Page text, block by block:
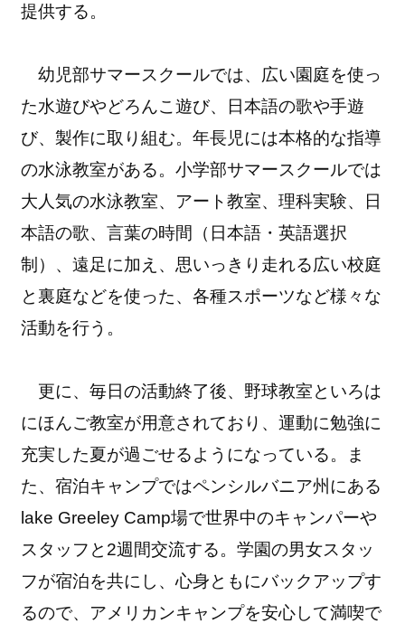
提供する。
幼児部サマースクールでは、広い園庭を使っ
た水遊びやどろんこ遊び、日本語の歌や手遊
び、製作に取り組む。年長児には本格的な指導
の水泳教室がある。小学部サマースクールでは
大人気の水泳教室、アート教室、理科実験、日
本語の歌、言葉の時間（日本語・英語選択
制）、遠足に加え、思いっきり走れる広い校庭
と裏庭などを使った、各種スポーツなど様々な
活動を行う。
更に、毎日の活動終了後、野球教室といろは
にほんご教室が用意されており、運動に勉強に
充実した夏が過ごせるようになっている。ま
た、宿泊キャンプではペンシルバニア州にある
lake Greeley Camp場で世界中のキャンパーや
スタッフと2週間交流する。学園の男女スタッ
フが宿泊を共にし、心身ともにバックアップす
るので、アメリカンキャンプを安心して満喫で